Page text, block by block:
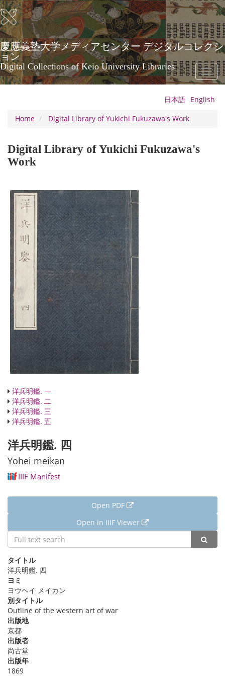
Skip
to
main
content
慶應義塾大学メディアセンター デジタルコレクシ
ョン
Digital Collections of Keio University Libraries
Toggle
日本語 English
Home
Digital Library of Yukichi Fukuzawa's Work
Digital Library of Yukichi Fukuzawa's
Work
洋兵明鑑. 一
洋兵明鑑. 二
洋兵明鑑. 三
洋兵明鑑. 五
洋兵明鑑. 四
Yohei meikan
IIIF Manifest
Open PDF
Open in IIIF Viewer
詳細情報
タイトル
洋兵明鑑. 四
ヨミ
ヨウヘイ メイカン
別タイトル
Outline of the western art of war
出版地
京都
出版者
尚古堂
出版年
1869